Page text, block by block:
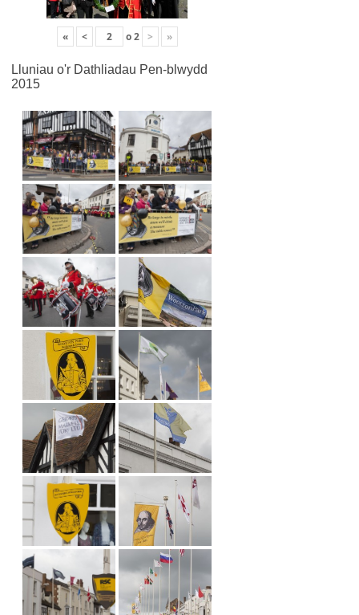
« < o2 > »
Lluniau o'r Dathliadau Pen-blwydd
2015